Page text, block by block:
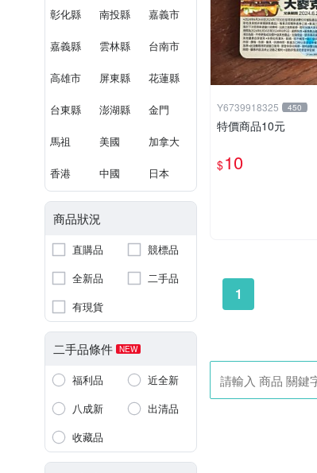
彰化縣 南投縣 嘉義市
嘉義縣 雲林縣 台南市
高雄市 屏東縣 花蓮縣
台東縣 澎湖縣 金門
馬祖 美國 加拿大
香港 中國 日本
商品狀況
直購品
競標品
全新品
二手品
有現貨
二手品條件 NEW
福利品
近全新
八成新
出清品
收藏品
Y6739918325 450
特價商品10元
$10
1